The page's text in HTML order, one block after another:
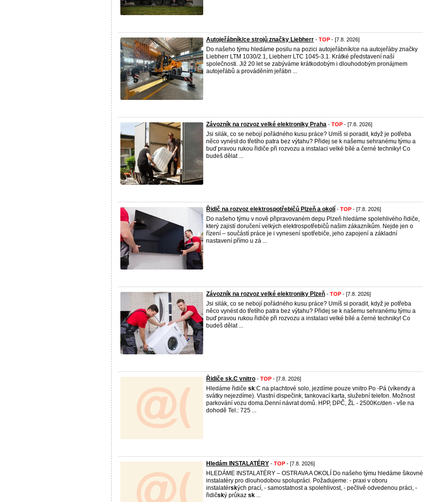
Autojeřábník/ce strojů značky Liebherr - TOP - [7.8. 2026]
Do našeho týmu hledáme posilu na pozici autojeřábník/ce na autojeřáby značky
Liebherr LTM 1030/2.1, Liebherr LTC 1045-3.1. Krátké představení naší
společnosti. Již 20 let se zabýváme krátkodobým i dlouhodobým pronájmem
autojeřábů a prováděním jeřábn ...
Závozník na rozvoz velké elektroniky Praha - TOP - [7.8. 2026]
Jsi silák, co se nebojí pořádného kusu práce? Umíš si poradit, když je potřeba
něco vynést do třetího patra bez výtahu? Přidej se k našemu sehranému týmu a
buď pravou rukou řidiče při rozvozu a instalaci velké bílé a černé techniky! Co
budeš dělat ...
Řidič na rozvoz elektrospotřebičů Plzeň a okolí - TOP - [7.8. 2026]
Do našeho týmu v nově připravovaném depu Plzeň hledáme spolehlivého řidiče,
který zajistí doručení velkých elektrospotřebičů našim zákazníkům. Nejde jen o
řízení – součástí práce je i vynesení spotřebiče, jeho zapojení a základní
nastavení přímo u zá ...
Závozník na rozvoz velké elektroniky Plzeň - TOP - [7.8. 2026]
Jsi silák, co se nebojí pořádného kusu práce? Umíš si poradit, když je potřeba
něco vynést do třetího patra bez výtahu? Přidej se k našemu sehranému týmu a
buď pravou rukou řidiče při rozvozu a instalaci velké bílé a černé techniky! Co
budeš dělat ...
Řidiče sk.C vnitro - TOP - [7.8. 2026]
Hledáme řidiče sk:C na plachtové solo, jezdíme pouze vnitro Po -Pá (víkendy a
svátky nejezdíme). Vlastní dispečink, tankovací karta, služební telefon. Možnost
parkování vozu doma.Denní návrat domů. HPP, DPČ, ŽL - 2500Kc/den - vše na
dohodě Tel.: 725 ...
Hledám INSTALATÉRY - TOP - [7.8. 2026]
HLEDÁME INSTALATÉRY – OSTRAVA A OKOLÍ Do našeho týmu hledáme šikovné
instalatéry pro dlouhodobou spolupráci. Požadujeme: - praxi v oboru
instalatérských prací, - samostatnost a spolehlivost, - pečlivě odvedenou práci, -
řidičský průkaz sk ...